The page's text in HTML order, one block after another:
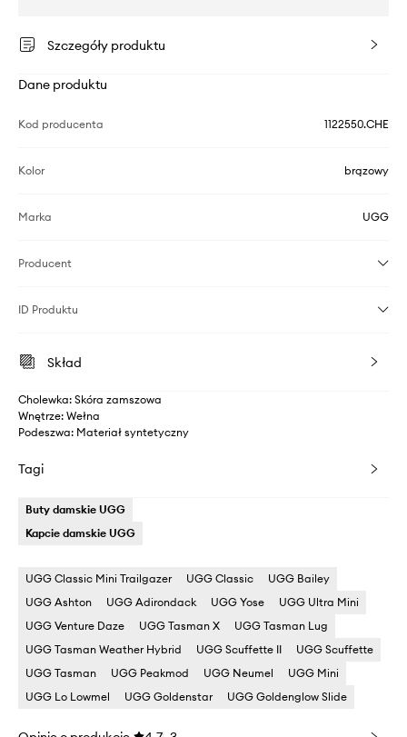
Szczegóły produktu
Dane produktu
Kod producenta 1122550.CHE
Kolor brązowy
Marka UGG
Producent
ID Produktu
Skład
Cholewka: Skóra zamszowa
Wnętrze: Wełna
Podeszwa: Materiał syntetyczny
Tagi
Buty damskie UGG
Kapcie damskie UGG
UGG Classic Mini Trailgazer UGG Classic
UGG Bailey
UGG Ashton
UGG Adirondack UGG Yose
UGG Ultra Mini
UGG Venture Daze
UGG Tasman X
UGG Tasman Lug
UGG Tasman Weather Hybrid
UGG Scuffette II
UGG Scuffette
UGG Tasman
UGG Peakmod UGG Neumel
UGG Mini
UGG Lo Lowmel
UGG Goldenstar UGG Goldenglow Slide